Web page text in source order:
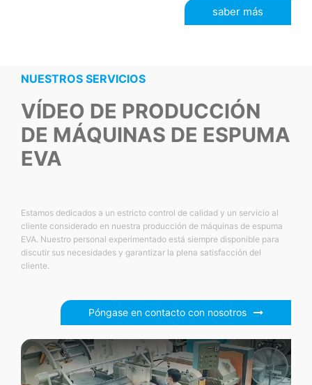
saber más
NUESTROS SERVICIOS
VÍDEO DE PRODUCCIÓN
DE MÁQUINAS DE ESPUMA
EVA
Estamos dedicados a un estricto control de calidad y un servicio al
cliente considerado en nuestra producción de máquinas de espuma
EVA. Nuestro personal experimentado está siempre disponible para
discutir sus necesidades y garantizar la plena satisfacción del
cliente.
Póngase en contacto con nosotros